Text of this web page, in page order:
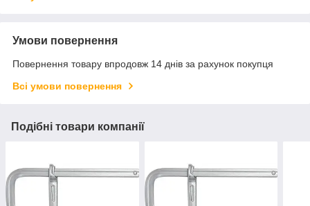
Умови повернення
Повернення товару впродовж 14 днів за рахунок покупця
Всі умови повернення
Подібні товари компанії